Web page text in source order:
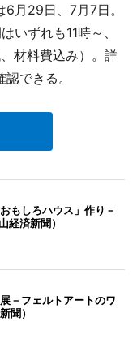
月29日、7月7日。
いずれも11時～、
材料費込み）。詳
できる。
もしろハウス」作り－
経済新聞）
－フェルトアートのワ
聞）